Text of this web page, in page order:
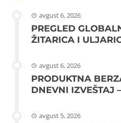
avgust 6, 2026
PREGLED
ŽITARICA I
avgust 6, 2026
PRODUKTNA
DNEVNI IZVEŠTAJ
avgust 5, 2026